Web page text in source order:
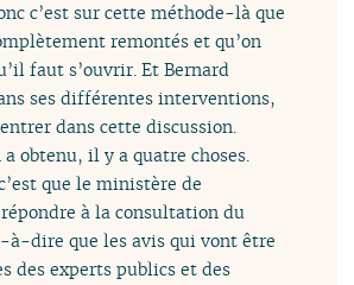
c’est sur cette méthode-là que
remontés et qu’on
faut s’ouvrir. Et Bernard
ses différentes interventions,
dans cette discussion.
a obtenu, il y a quatre choses.
que le ministère de
à la consultation du
à-dire que les avis qui vont être
des experts publics et des